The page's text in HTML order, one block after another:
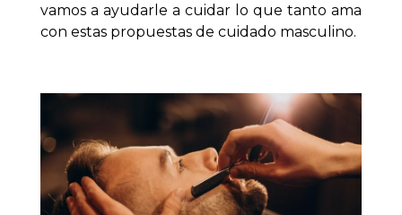
vamos a ayudarle a cuidar lo que tanto ama
con estas propuestas de cuidado masculino.